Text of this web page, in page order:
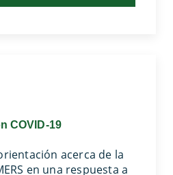
COVID-19
acerca de la
en una respuesta a